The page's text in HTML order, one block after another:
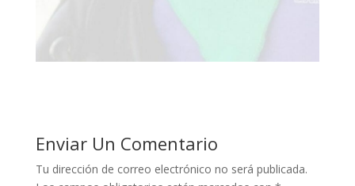
Enviar Un Comentario
Tu dirección de correo electrónico no será publicada.